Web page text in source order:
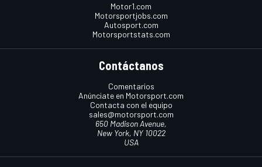
Motor1.com
Motorsportjobs.com
Autosport.com
Motorsportstats.com
Contáctanos
Comentarios
Anúnciate en Motorsport.com
Contacta con el equipo
sales@motorsport.com
650 Madison Avenue,
New York, NY 10022
USA